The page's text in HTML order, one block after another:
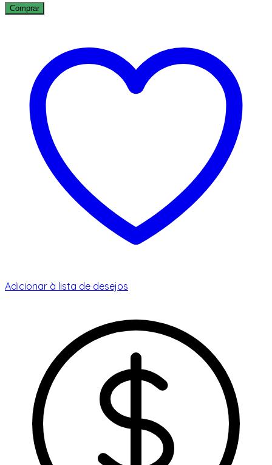
Comprar
Adicionar à lista de desejos